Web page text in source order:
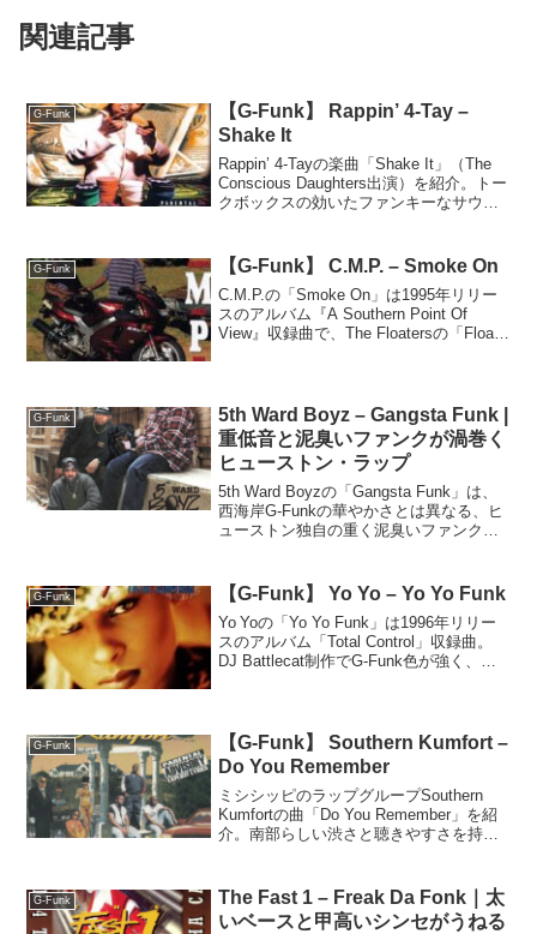
関連記事
G-Funk
【G-Funk】 Rappin’ 4-Tay –
Shake It
Rappin’ 4-Tayの楽曲「Shake It」（The
Conscious Daughters出演）を紹介。トー
クボックスの効いたファンキーなサウン
G-Funk 【G-Funk】 C.M.P. – Smoke On
C.M.P.の「Smoke On」は1995年リリー
スのアルバム『A Southern Point Of
View』収録曲で、The Floatersの「Float
G-Funk
5th Ward Boyz – Gangsta Funk |
重低音と泥臭いファンクが渦巻く
ヒューストン・ラップ
5th Ward Boyzの「Gangsta Funk」は、
西海岸G-Funkの華やかさとは異なる、ヒ
ューストン独自の重く泥臭いファンクを
ら、その魅力を詳しく読み解く。
G-Funk 【G-Funk】 Yo Yo – Yo Yo Funk
Yo Yoの「Yo Yo Funk」は1996年リリー
スのアルバム「Total Control」収録曲。
DJ Battlecat制作でG‑Funk色が強く、
G-Funk
【G-Funk】 Southern Kumfort –
Do You Remember
ミシシッピのラップグループSouthern
Kumfortの曲「Do You Remember」を紹
介。南部らしい渋さと聴きやすさを持
G-Funk
The Fast 1 – Freak Da Fonk｜太
いベースと甲高いシンセがうねる